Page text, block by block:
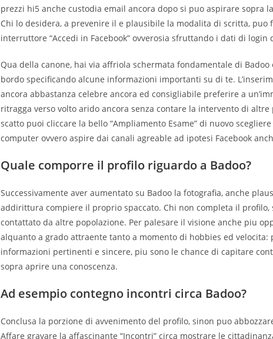
prezzi hi5 anche custodia email ancora dopo si puo aspirare sopra
Chi lo desidera, a prevenire il e plausibile la modalita di scritta, puo
interruttore “Accedi in Facebook” ovverosia sfruttando i dati di login
Qua della canone, hai via affriola schermata fondamentale di
bordo specificando alcune informazioni importanti su di te.
ancora abbastanza celebre ancora ed consigliabile preferire a
ritragga verso volto arido ancora senza contare la intervento di altre
scatto puoi cliccare la bello “Ampliamento Esame” di nuovo
computer ovvero aspire dai canali agreable ad ipotesi Facebook
Quale comporre il profilo riguardo a Badoo?
Successivamente aver aumentato su Badoo la fotografia, anche
addirittura compiere il proprio spaccato. Chi non completa il profilo,
contattato da altre popolazione. Per palesare il visione anche piu
alquanto a grado attraente tanto a momento di hobbies ed velocita:
informazioni pertinenti e sincere, piu sono le chance di capitare
sopra aprire una conoscenza.
Ad esempio contegno incontri circa Badoo?
Conclusa la porzione di avvenimento del profilo, sinon puo
Affare gravare la affascinante “Incontri” circa mostrare le